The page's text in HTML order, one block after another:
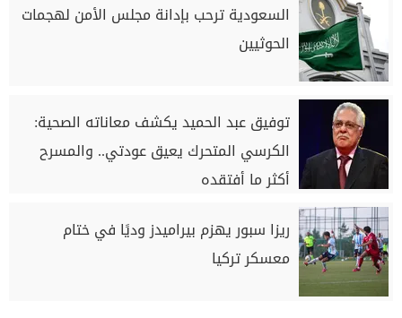
السعودية ترحب بإدانة مجلس الأمن لهجمات
الحوثيين
توفيق عبد الحميد يكشف معاناته الصحية:
الكرسي المتحرك يعيق عودتي.. والمسرح
أكثر ما أفتقده
ريزا سبور يهزم بيراميدز وديًا في ختام
معسكر تركيا